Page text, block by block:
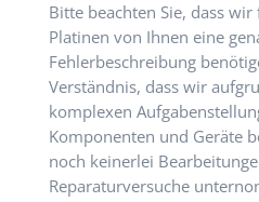
Bitte beachten Sie, dass
Platinen von Ihnen eine
Fehlerbeschreibung
Verständnis, dass wir
komplexen
Komponenten und Geräte
noch keinerlei
Reparaturversuche